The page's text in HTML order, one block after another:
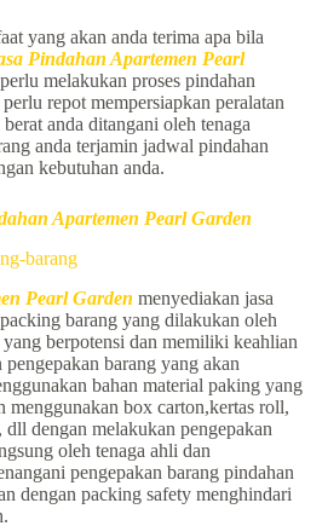
yang akan anda terima apa bila
Pindahan Apartemen Pearl
melakukan proses pindahan
repot mempersiapkan peralatan
anda ditangani oleh tenaga
anda terjamin jadwal pindahan
kebutuhan anda.
Apartemen Pearl Garden
barang
Pearl Garden menyediakan jasa
barang yang dilakukan oleh
berpotensi dan memiliki keahlian
barang yang akan
bahan material paking yang
menggunakan box carton,kertas roll,
dengan melakukan pengepakan
oleh tenaga ahli dan
pengepakan barang pindahan
dengan packing safety menghindari